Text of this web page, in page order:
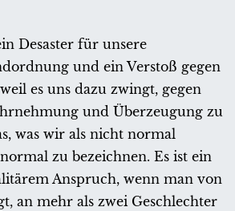
Desaster für unsere
und ein Verstoß gegen
es uns dazu zwingt, gegen
und Überzeugung zu
was wir als nicht normal
zu bezeichnen. Es ist ein
Anspruch, wenn man von
an mehr als zwei Geschlechter